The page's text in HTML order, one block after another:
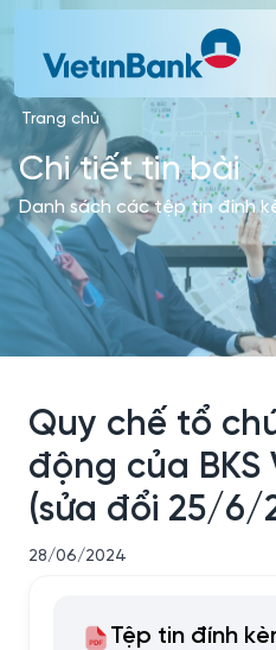
Trang chủ
Chi tiết tin bài
Danh sách các tệp tin đính
Quy chế tổ
động của BKS
(sửa đổi 25/6/
28/06/2024
Tệp tin đính